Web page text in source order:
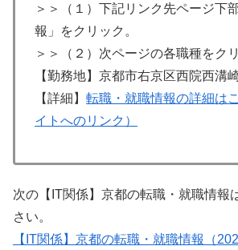
＞＞（１）下記リンク先ページ下
報」をクリック。
＞＞（２）次ページの各職種をク
【勤務地】京都市右京区西院西溝
【詳細】 転職・就職情報の詳細は
イトへのリンク）
次の【IT関係】京都の転職・就職情報
さい。
【IT関係】京都の転職・就職情報（